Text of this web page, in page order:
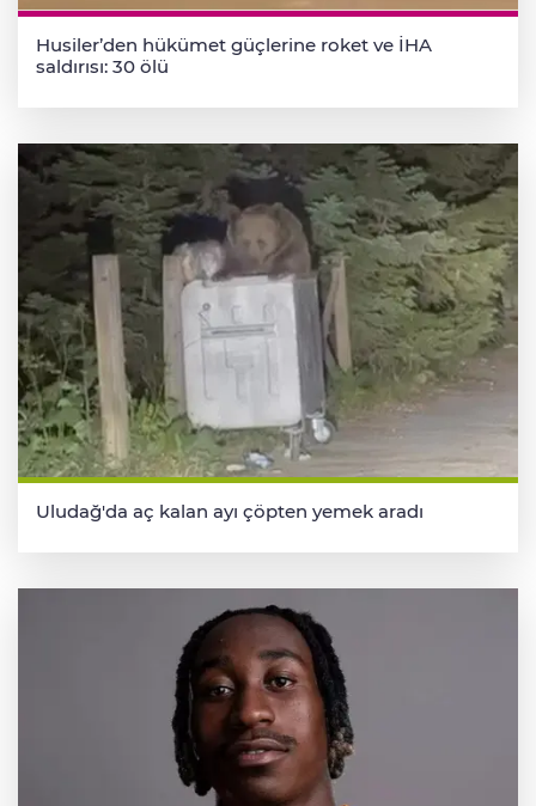
Husiler’den hükümet güçlerine roket ve İHA
saldırısı: 30 ölü
Uludağ'da aç kalan ayı çöpten yemek aradı